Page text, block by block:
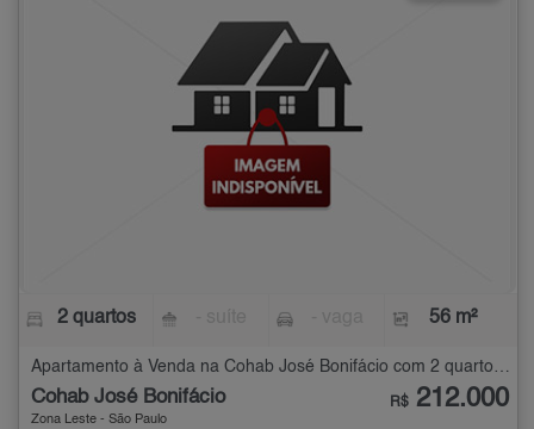
2 quartos 56 m²
Apartamento à Venda na Cohab José Bonifácio com 2 quartos - 56 m²
Cohab José Bonifácio
Zona Leste - São Paulo
R$ 212.000